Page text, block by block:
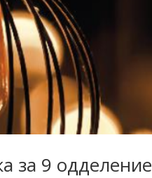
за 9 одделение